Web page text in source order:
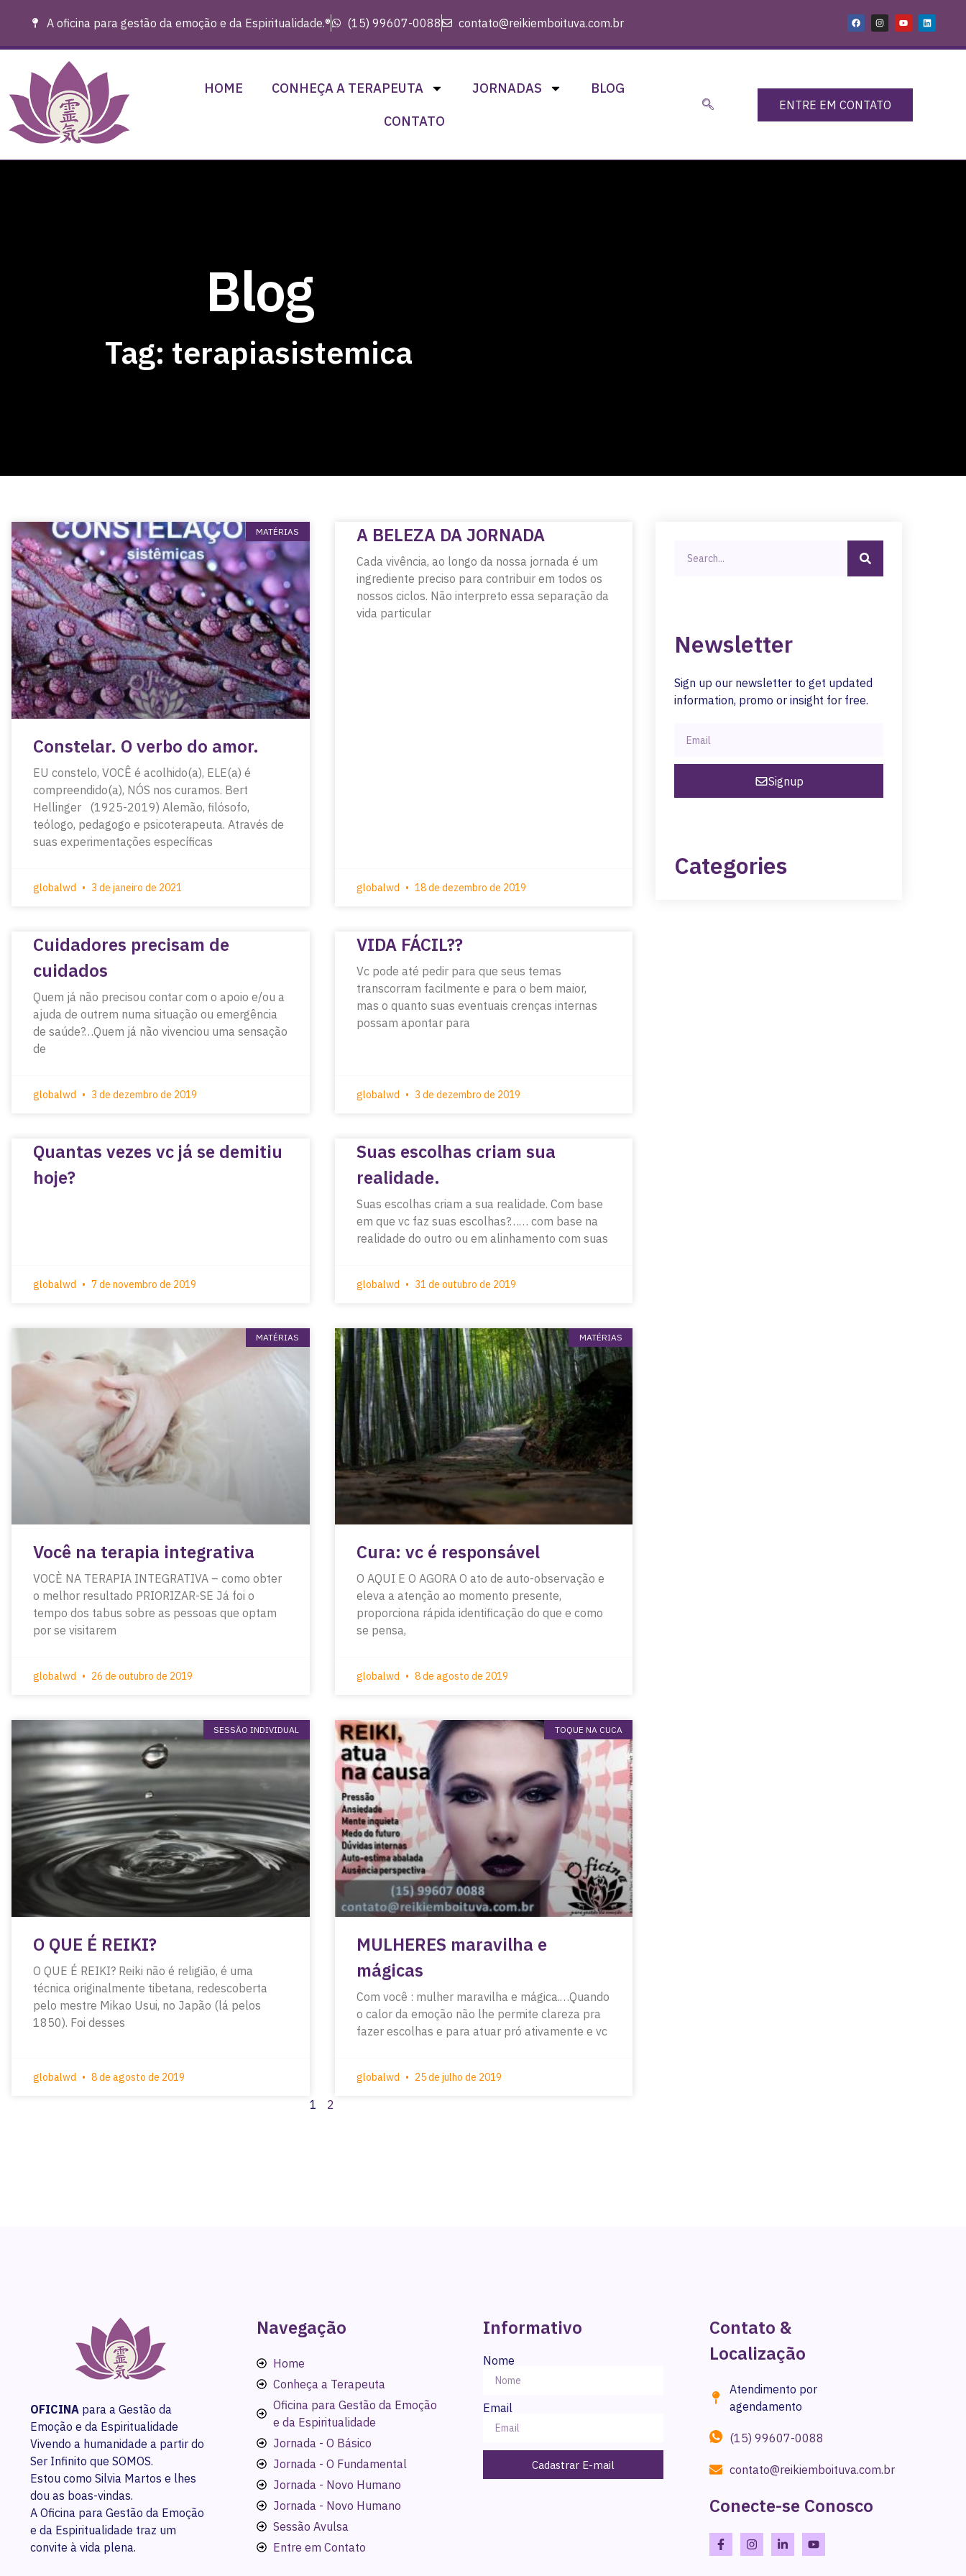
A oficina para gestão da emoção e da Espiritualidade.® (15) 99607-0088 contato@reikiemboituva.com.br
HOME CONHEÇA A TERAPEUTA JORNADAS
BLOG
CONTATO
ENTRE EM CONTATO
Blog
Tag: terapiasistemica
MATÉRIAS
Constelar. O verbo do amor.
EU constelo, VOCÊ é acolhido(a), ELE(a) é
compreendido(a), NÓS nos curamos. Bert
Hellinger (1925-2019) Alemão, filósofo,
teólogo, pedagogo e psicoterapeuta. Através de
suas experimentações específicas
globalwd 3 de janeiro de 2021
A BELEZA DA JORNADA
Cada vivência, ao longo da nossa jornada é um
ingrediente preciso para contribuir em todos os
nossos ciclos. Não interpreto essa separação da
vida particular
globalwd 18 de dezembro de 2019
Cuidadores precisam de
cuidados
Quem já não precisou contar com o apoio e/ou a
ajuda de outrem numa situação ou emergência
de saúde?…Quem já não vivenciou uma sensação
de
globalwd 3 de dezembro de 2019
VIDA FÁCIL??
Vc pode até pedir para que seus temas
transcorram facilmente e para o bem maior,
mas o quanto suas eventuais crenças internas
possam apontar para
globalwd 3 de dezembro de 2019
Quantas vezes vc já se demitiu
hoje?
globalwd 7 de novembro de 2019
Suas escolhas criam sua
realidade.
Suas escolhas criam a sua realidade. Com base
em que vc faz suas escolhas?…… com base na
realidade do outro ou em alinhamento com suas
globalwd 31 de outubro de 2019
MATÉRIAS
Você na terapia integrativa
VOCÈ NA TERAPIA INTEGRATIVA – como obter
o melhor resultado PRIORIZAR-SE Já foi o
tempo dos tabus sobre as pessoas que optam
por se visitarem
globalwd 26 de outubro de 2019
MATÉRIAS
Cura: vc é responsável
O AQUI E O AGORA O ato de auto-observação e
eleva a atenção ao momento presente,
proporciona rápida identificação do que e como
se pensa,
globalwd 8 de agosto de 2019
SESSÃO INDIVIDUAL
O QUE É REIKI?
O QUE É REIKI? Reiki não é religião, é uma
técnica originalmente tibetana, redescoberta
pelo mestre Mikao Usui, no Japão (lá pelos
1850). Foi desses
globalwd 8 de agosto de 2019
TOQUE NA CUCA
MULHERES maravilha e
mágicas
Com você : mulher maravilha e mágica.…Quando
o calor da emoção não lhe permite clareza pra
fazer escolhas e para atuar pró ativamente e vc
globalwd 25 de julho de 2019
1 2
Newsletter
Sign up our newsletter to get updated
information, promo or insight for free.
Signup
Categories
OFICINA para a Gestão da
Emoção e da Espiritualidade
Vivendo a humanidade a partir do
Ser Infinito que SOMOS.
Estou como Silvia Martos e lhes
dou as boas-vindas.
A Oficina para Gestão da Emoção
e da Espiritualidade traz um
convite à vida plena.
Navegação
Home
Conheça a Terapeuta
Oficina para Gestão da Emoção
e da Espiritualidade
Jornada - O Básico
Jornada - O Fundamental
Jornada - Novo Humano
Jornada - Novo Humano
Sessão Avulsa
Entre em Contato
Informativo
Nome
Email
Cadastrar E-mail
Contato &
Localização
Atendimento por
agendamento
(15) 99607-0088
contato@reikiemboituva.com.br
Conecte-se Conosco